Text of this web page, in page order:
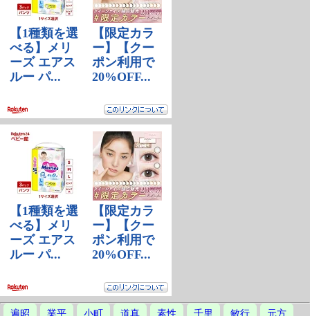
遍昭 業平 小町 道真 素性 千里 敏行 元方